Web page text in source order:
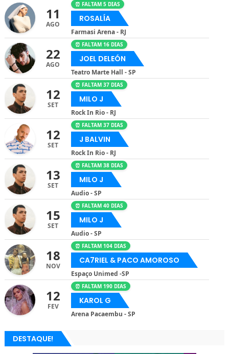
11
AGO
⏰ FALTAM 5 DIAS
ROSALÍA
Farmasi Arena - RJ
22
AGO
⏰ FALTAM 16 DIAS
JOEL DELEÓN
Teatro Marte Hall - SP
12
SET
⏰ FALTAM 37 DIAS
MILO J
Rock In Rio - RJ
12
SET
⏰ FALTAM 37 DIAS
J BALVIN
Rock In Rio - RJ
13
SET
⏰ FALTAM 38 DIAS
MILO J
Audio - SP
15
SET
⏰ FALTAM 40 DIAS
MILO J
Audio - SP
18
NOV
⏰ FALTAM 104 DIAS
CA7RIEL & PACO AMOROSO
Espaço Unimed -SP
12
FEV
⏰ FALTAM 190 DIAS
KAROL G
Arena Pacaembu - SP
DESTAQUE!